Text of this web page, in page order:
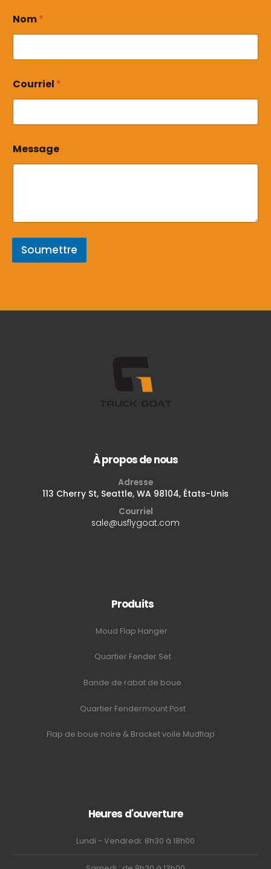
Nom*
Courriel *
*
*
Message
Soumettre
À propos de nous
Adresse
113 Cherry St, Seattle, WA 98104, États-Unis
Courriel
sale@usflygoat.com
Produits
Moud Flap Hanger
Quartier Fender Set
Bande de rabat de boue
Quartier Fendermount Post
Flap de boue noire & Bracket voile Mudflap
Heures d'ouverture
Lundi - Vendredi: 8h30 à 18h00